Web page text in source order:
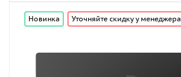
Новинка Уточняйте скидку у менеджера